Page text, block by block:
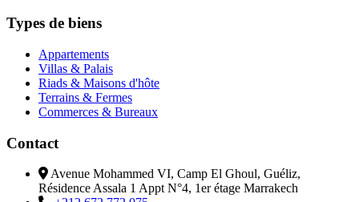
Types de biens
Appartements
Villas & Palais
Riads & Maisons d'hôte
Terrains & Fermes
Commerces & Bureaux
Contact
Avenue Mohammed VI, Camp El Ghoul, Guéliz,
Résidence Assala 1 Appt N°4, 1er étage Marrakech